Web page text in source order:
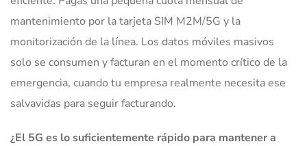
mantenimiento por la tarjeta SIM M2M/5G y la
monitorización de la línea. Los datos móviles masivos
solo se consumen y facturan en el momento crítico de la
emergencia, cuando tu empresa realmente necesita ese
salvavidas para seguir facturando.
¿El 5G es lo suficientemente rápido para mantener a